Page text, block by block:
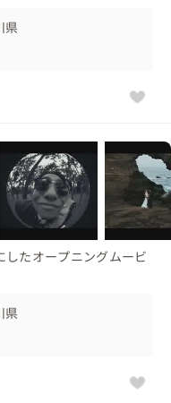
県
たオープニングムービ
県